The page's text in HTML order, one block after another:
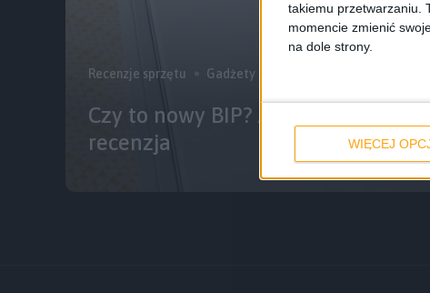
takiemu przetwarzaniu.
momencie zmienić
na dole strony.
WIĘCEJ
Recenzje sprzętu Gadżety osobiste
Czy to nowy BIP? Amazfit Health
recenzja